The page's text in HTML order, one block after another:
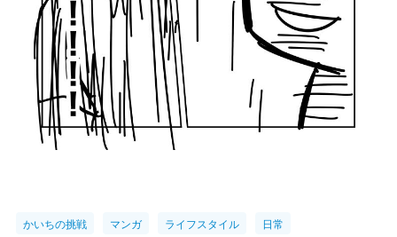
かいちの挑戦 マンガ ライフスタイル 日常